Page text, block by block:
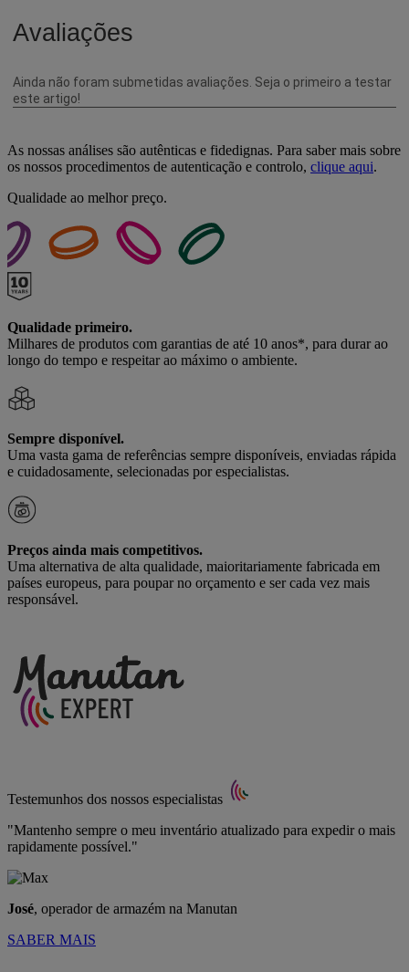
As nossas análises são autênticas e fidedignas. Para saber mais sobre
os nossos procedimentos de autenticação e controlo, clique aqui.
Qualidade ao melhor preço.
Qualidade primeiro.
Milhares de produtos com garantias de até 10 anos*, para durar ao
longo do tempo e respeitar ao máximo o ambiente.
Sempre disponível.
Uma vasta gama de referências sempre disponíveis, enviadas rápida
e cuidadosamente, selecionadas por especialistas.
Preços ainda mais competitivos.
Uma alternativa de alta qualidade, maioritariamente fabricada em
países europeus, para poupar no orçamento e ser cada vez mais
responsável.
Testemunhos dos nossos especialistas
"Mantenho sempre o meu inventário atualizado para expedir o mais
rapidamente possível."
José, operador de armazém na Manutan
SABER MAIS